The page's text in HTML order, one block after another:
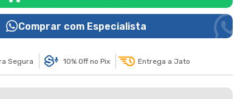
Comprar com Especialista
Segura 10% Off no Pix Entrega a Jato